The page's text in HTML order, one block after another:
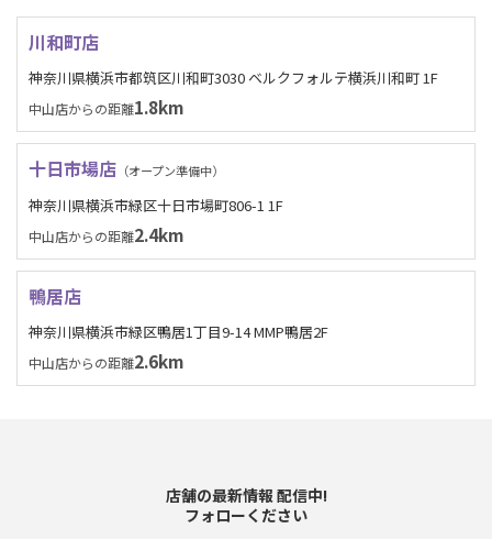
川和町店
神奈川県横浜市都筑区川和町3030 ベルクフォルテ横浜川和町 1F
中山店からの距離1.8km
十日市場店 （オープン準備中）
神奈川県横浜市緑区十日市場町806-1 1F
中山店からの距離2.4km
鴨居店
神奈川県横浜市緑区鴨居1丁目9-14 MMP鴨居2F
中山店からの距離2.6km
店舗の最新情報 配信中!
フォローください